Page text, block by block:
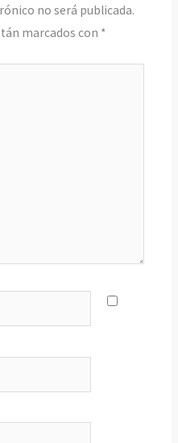
no será publicada.
marcados con *